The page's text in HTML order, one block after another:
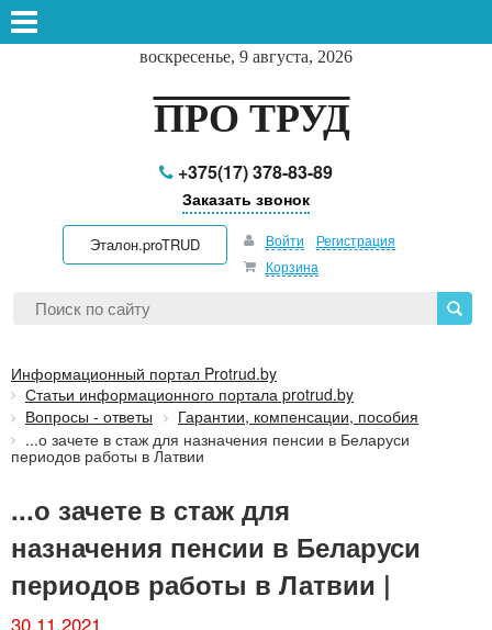
воскресенье, 9 августа, 2026
ПРО ТРУД
+375(17) 378-83-89
Заказать звонок
Эталон.proTRUD Войти
Регистрация
Корзина
Информационный портал Protrud.by
Статьи информационного портала protrud.by
Вопросы - ответы
Гарантии, компенсации, пособия
...о зачете в стаж для назначения пенсии в Беларуси
периодов работы в Латвии
...о зачете в стаж для
назначения пенсии в Беларуси
периодов работы в Латвии |
30.11.2021